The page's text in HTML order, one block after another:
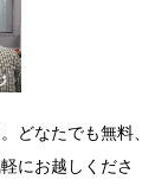
どなたでも無料、
にお越しくださ